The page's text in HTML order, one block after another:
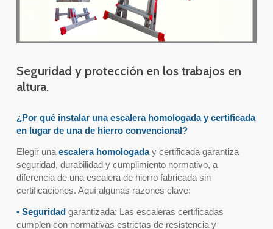
Seguridad y protección en los trabajos en
altura.
¿Por qué instalar unaescalera homologaday certificada
en lugar de una de hierro convencional?
Elegir una escalera homologaday certificada garantiza
seguridad, durabilidad y cumplimiento normativo, a
diferencia de una escalera de hierro fabricada sin
certificaciones. Aquí algunas razones clave:
• Seguridadgarantizada: Las escaleras certificadas
cumplen con normativas estrictas de resistencia y